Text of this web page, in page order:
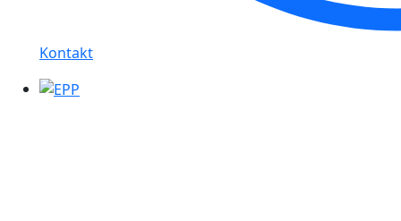
Kontakt